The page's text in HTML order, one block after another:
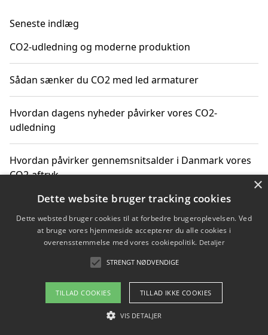
Seneste indlæg
CO2-udledning og moderne produktion
Sådan sænker du CO2 med led armaturer
Hvordan dagens nyheder påvirker vores CO2-
udledning
Hvordan påvirker gennemsnitsalder i Danmark vores
CO2-aftryk
Hvordan nyheder om CO2-udledning påvirker vores
hverdag
Om / kontakt
Blog Betingelser
×
Dette website bruger tracking cookies
Dette websted bruger cookies til at forbedre brugeroplevelsen. Ved
at bruge vores hjemmeside accepterer du alle cookies i
overensstemmelse med vores cookiepolitik. Detaljer
STRENGT NØDVENDIGE
TILLAD COOKIES TILLAD IKKE COOKIES
VIS DETALJER